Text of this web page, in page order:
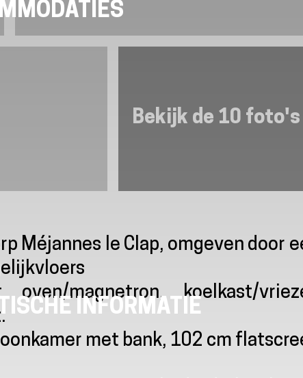
INFORMATIE
Bekijk de 10 foto's
Méjannes le Clap, omgeven door
magnetron, koelkast/
met bank, 102 cm